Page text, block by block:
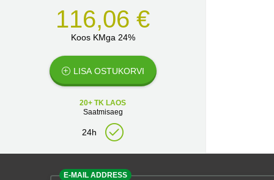
116,06 €
Koos KMga 24%
LISA OSTUKORVI
20+ TK LAOS
Saatmisaeg
24h
E-MAIL ADDRESS